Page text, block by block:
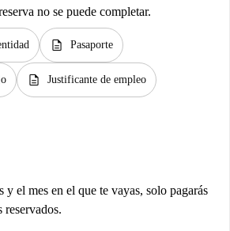
no se puede completar.
description Pasaporte
description Justificante de empleo
y el mes en el que te vayas, solo pagarás
reservados.